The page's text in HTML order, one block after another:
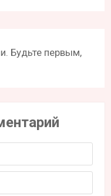
Будьте первым,